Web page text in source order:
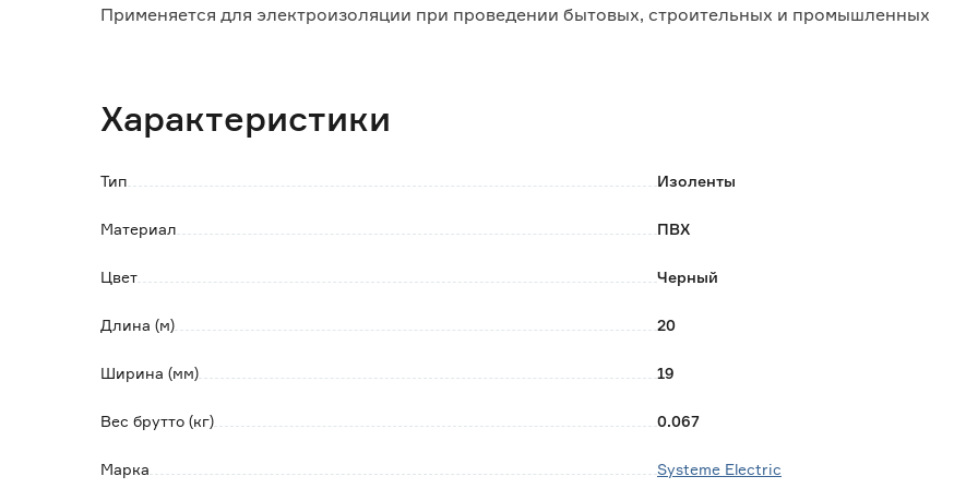
Применяется для электроизоляции при проведении бытовых, строительных и промышленных
Характеристики
Тип Изоленты
Материал ПВХ
Цвет Черный
Длина (м) 20
Ширина (мм) 19
Вес брутто (кг) 0.067
Марка Systeme Electric